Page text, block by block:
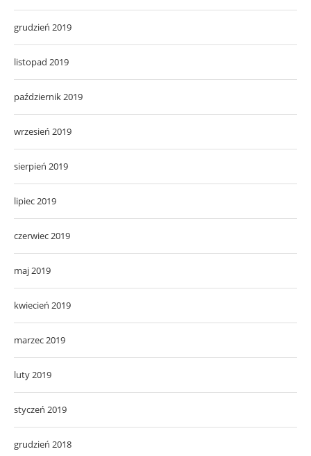
grudzień 2019
listopad 2019
październik 2019
wrzesień 2019
sierpień 2019
lipiec 2019
czerwiec 2019
maj 2019
kwiecień 2019
marzec 2019
luty 2019
styczeń 2019
grudzień 2018